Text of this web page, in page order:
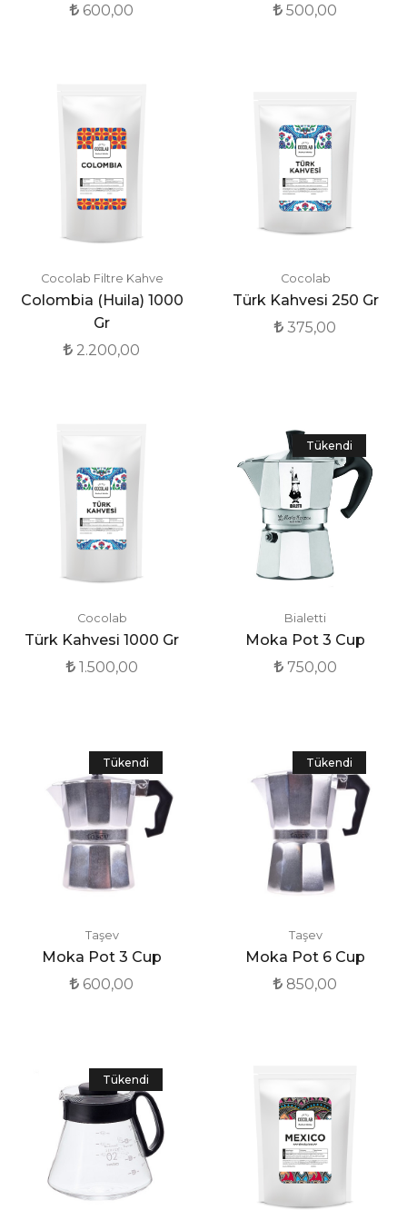
600,00
500,00
Cocolab Filtre Kahve
Colombia (Huila) 1000
Gr
2.200,00
Cocolab
Türk Kahvesi 250 Gr
375,00
Cocolab
Türk Kahvesi 1000 Gr
1.500,00
Tükendi
Bialetti
Moka Pot 3 Cup
750,00
Tükendi
Taşev
Moka Pot 3 Cup
600,00
Tükendi
Taşev
Moka Pot 6 Cup
850,00
Tükendi